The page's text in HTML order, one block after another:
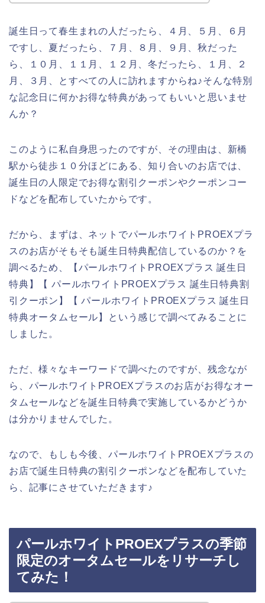
誕生日って春生まれの人だったら、４月、５月、６月
ですし、夏だったら、７月、８月、９月、秋だった
ら、１０月、１１月、１２月、冬だったら、１月、２
月、３月、とすべての人に訪れますからね♪そんな特別
な記念日に何かお得な特典があってもいいと思いませ
んか？
このように私自身思ったのですが、その理由は、新橋
駅から徒歩１０分ほどにある、知り合いのお店では、
誕生日の人限定でお得な割引クーポンやクーポンコー
ドなどを配布していたからです。
だから、まずは、ネットでパールホワイトPROEXプラ
スのお店がそもそも誕生日特典配信しているのか？を
調べるため、【パールホワイトPROEXプラス 誕生日
特典】【 パールホワイトPROEXプラス 誕生日特典割
引クーポン】【 パールホワイトPROEXプラス 誕生日
特典オータムセール】という感じで調べてみることに
しました。
ただ、様々なキーワードで調べたのですが、残念なが
ら、パールホワイトPROEXプラスのお店がお得なオー
タムセールなどを誕生日特典で実施しているかどうか
は分かりませんでした。
なので、もしも今後、パールホワイトPROEXプラスの
お店で誕生日特典の割引クーポンなどを配布していた
ら、記事にさせていただきます♪
パールホワイトPROEXプラスの季節
限定のオータムセールをリサーチし
てみた！